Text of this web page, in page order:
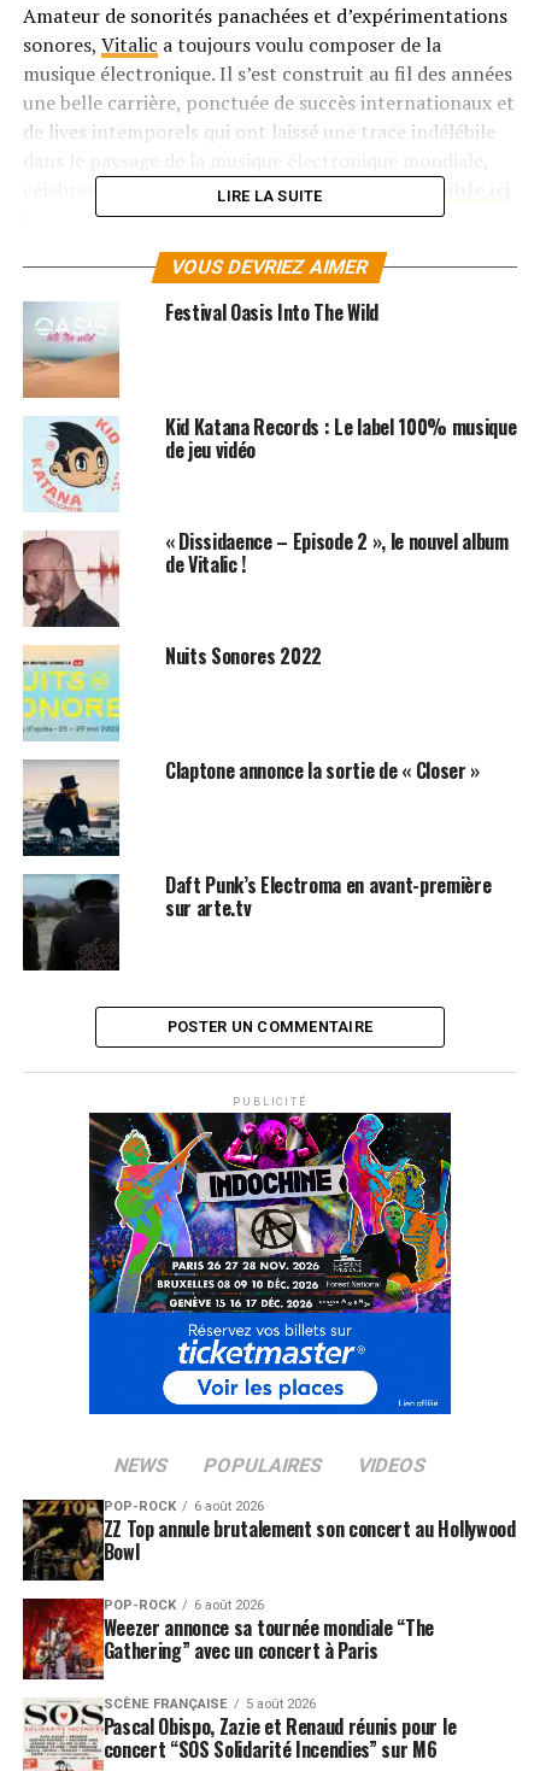
Amateur de sonorités panachées et d’expérimentations
sonores, Vitalic a toujours voulu composer de la
musique électronique. Il s’est construit au fil des années
une belle carrière, ponctuée de succès internationaux et
de lives intemporels qui ont laissé une trace indélébile
célébrée par la sortie d’un coffret vinyle,
La fête d’anniversaire se poursuivra donc le 11 juin 2021
avec un grand concert exceptionnel à l’Accor Arena.
RÉSERVER VOS BILLETS
SUJETS ASSOCIÉS: MUSIQUE ÉLECTRONIQUE VITALIC
LIRE LA SUITE
VOUS DEVRIEZ AIMER
Festival Oasis Into The Wild
Kid Katana Records : Le label 100% musique
de jeu vidéo
« Dissidaence – Episode 2 », le nouvel album
de Vitalic !
Nuits Sonores 2022
Claptone annonce la sortie de « Closer »
Daft Punk’s Electroma en avant-première
sur arte.tv
POSTER UN COMMENTAIRE
PUBLICITÉ
NEWS POPULAIRES VIDEOS
POP-ROCK 6 août 2026
ZZ Top annule brutalement son concert au Hollywood
Bowl
POP-ROCK 6 août 2026
Weezer annonce sa tournée mondiale “The
Gathering” avec un concert à Paris
SCÈNE FRANÇAISE 5 août 2026
Pascal Obispo, Zazie et Renaud réunis pour le
concert “SOS Solidarité Incendies” sur M6